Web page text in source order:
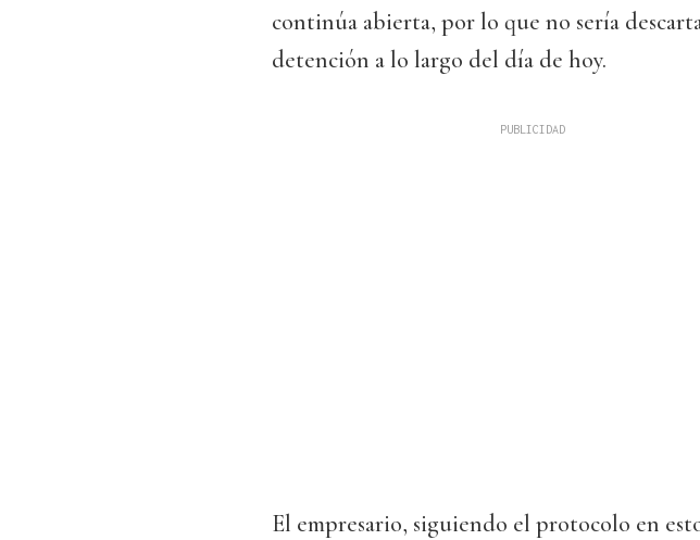
continúa abierta, por lo que no sería
detención a lo largo del día de hoy.
El empresario, siguiendo el protocolo en